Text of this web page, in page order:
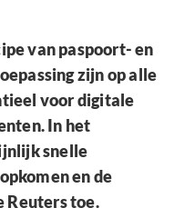
van paspoort- en
zijn op alle
voor digitale
In het
snelle
en de
Reuters toe.